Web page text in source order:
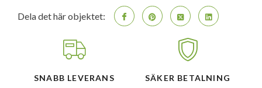
Modell)
Dela det här objektet:
SNABB LEVERANS SÄKER BETALNING